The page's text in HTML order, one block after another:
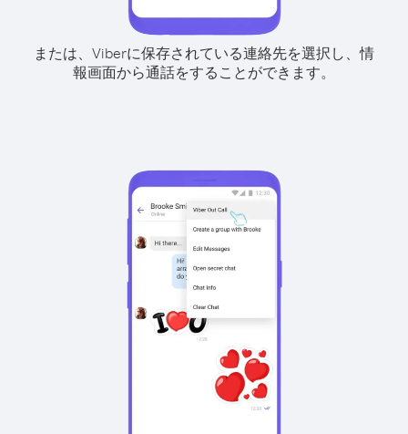
または、Viberに保存されている連絡先を選択し、情
報画面から通話をすることができます。